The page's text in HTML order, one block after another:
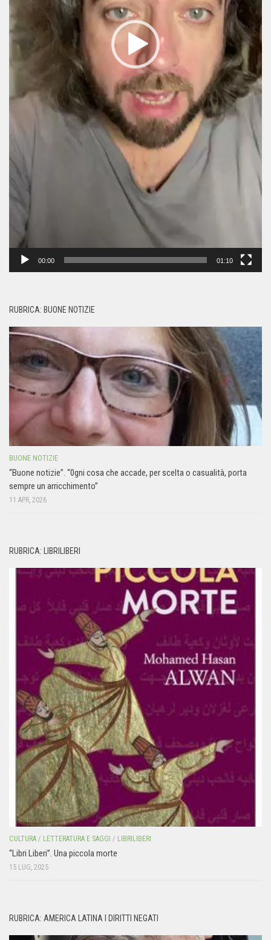
00:00 01:10
RUBRICA: BUONE NOTIZIE
BUONE NOTIZIE
“Buone notizie”. “0gni cosa che accade, per scelta o casualità, porta
sempre un arricchimento”
11 APR, 2026
RUBRICA: LIBRILIBERI
CULTURA / LETTERATURA E SAGGI / LIBRILIBERI
“Libri Liberi”. Una piccola morte
15 LUG, 2025
RUBRICA: AMERICA LATINA I DIRITTI NEGATI